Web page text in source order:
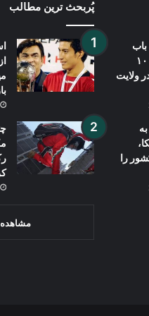
مکتب به هزینه ۱۰
ولایت
را
پُربحث ترین مطالب
مشاهده